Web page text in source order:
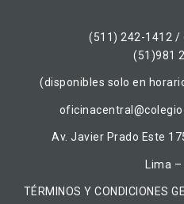
(511) 242-1412 /
(51)981
(disponibles solo en
Av. Javier Prado Este
Lima –
TÉRMINOS Y CONDICIONES